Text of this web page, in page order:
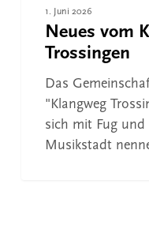
1. Juni 2026
Neues vom
Trossingen
Das
"Klangweg
sich mit Fug und
Musikstadt